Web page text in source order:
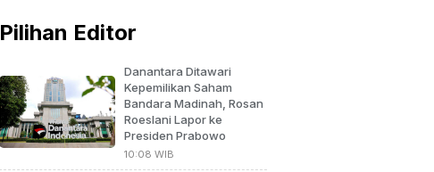
Pilihan Editor
Danantara Ditawari
Kepemilikan Saham
Bandara Madinah, Rosan
Roeslani Lapor ke
Presiden Prabowo
10:08 WIB